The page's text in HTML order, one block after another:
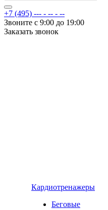
+7 (495) --- - -- - --
Звоните с 9:00 до 19:00
Заказать звонок
Кардиотренажеры
Беговые